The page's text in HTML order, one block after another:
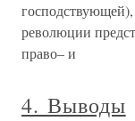
революции
право– и
4. Выводы